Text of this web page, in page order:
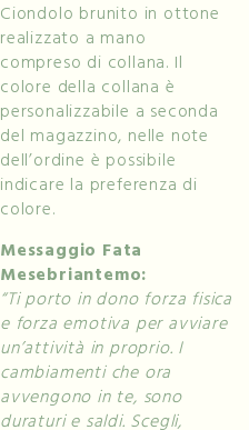
Ciondolo brunito in ottone
realizzato a mano
compreso di collana. Il
colore della collana è
personalizzabile a seconda
del magazzino, nelle note
dell’ordine è possibile
indicare la preferenza di
colore.
Messaggio Fata
Mesebriantemo:
“Ti porto in dono forza fisica
e forza emotiva per avviare
un’attività in proprio. I
cambiamenti che ora
avvengono in te, sono
duraturi e saldi. Scegli,